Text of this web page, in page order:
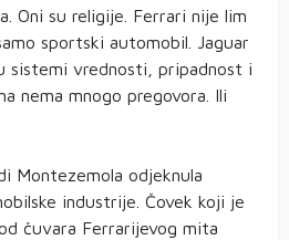
Oni su religije. Ferrari nije lim
sportski automobil. Jaguar
sistemi vrednosti, pripadnost i
nema mnogo pregovora. Ili
Montezemola odjeknula
industrije. Čovek koji je
čuvara Ferrarijevog mita